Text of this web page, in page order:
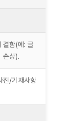
결함(예: 글
손상).
진/기재사항